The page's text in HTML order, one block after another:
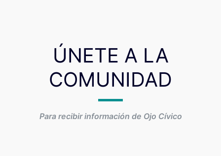
ÚNETE A LA
COMUNIDAD
Para recibir información de Ojo Cívico